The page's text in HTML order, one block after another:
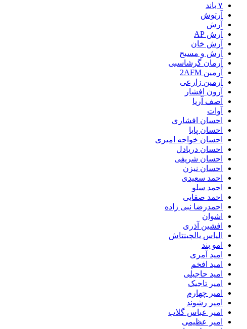
۷ باند
آرتوش
آرش
آرش AP
آرش خان
آرش و مسیح
آرمان گرشاسبی
آرمین 2AFM
آرمین زارعی
آرون افشار
آصف آریا
آوات
احسان افشاری
احسان پایا
احسان خواجه امیری
احسان دریادل
احسان شریفی
احسان نیزن
احمد سعیدی
احمد سلو
احمد صفایی
احمدرضا نبی زاده
اشوان
افشین آذری
الیاس یالچینتاش
امو بند
امید آمری
امید افخم
امید حاجیلی
امیر تاجیک
امیر چهارم
امیر رشوند
امیر عباس گلاب
امیر عظیمی